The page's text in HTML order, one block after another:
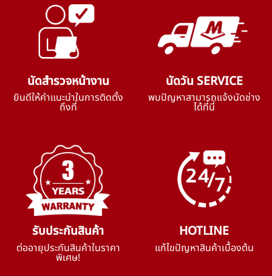
นัดสำรวจหน้างาน
ยินดีให้คำแนะนำในการติดตั้ง
ถึงที่
นัดวัน SERVICE
พบปัญหาสามารถแจ้งนัดช่าง
ได้ที่นี่
รับประกันสินค้า
ต่ออายุประกันสินค้าในราคา
พิเศษ!
HOTLINE
แก้ไขปัญหาสินค้าเบื้องต้น